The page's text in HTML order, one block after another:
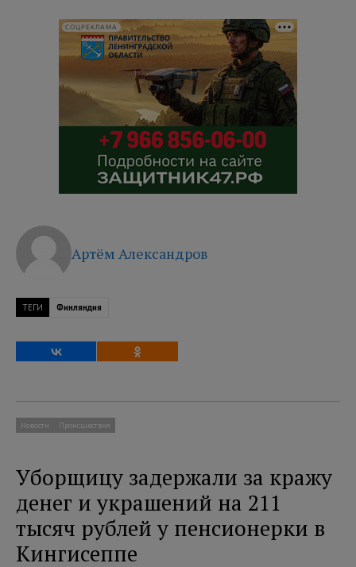
СОЦРЕКЛАМА
Артём Александров
ТЕГИ Финляндия
Новости Происшествия
Уборщицу задержали за кражу
денег и украшений на 211
тысяч рублей у пенсионерки в
Кингисеппе